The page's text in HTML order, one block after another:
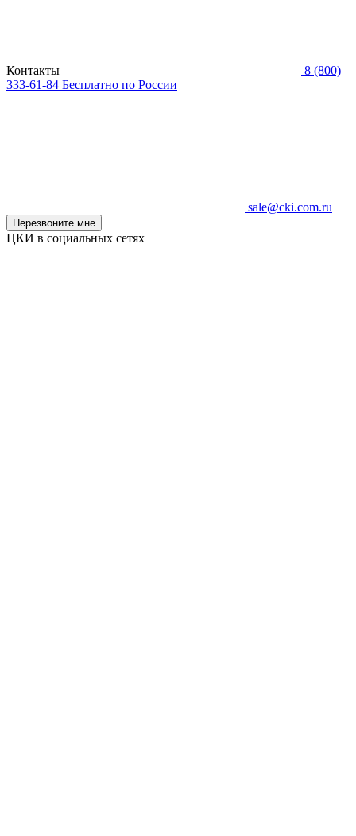
Контакты
8 (800)
333-61-84 Бесплатно по России
sale@cki.com.ru
Перезвоните мне
ЦКИ в социальных сетях